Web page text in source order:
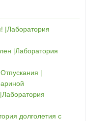
|Лаборатория
|Лаборатория
|
долголетия с